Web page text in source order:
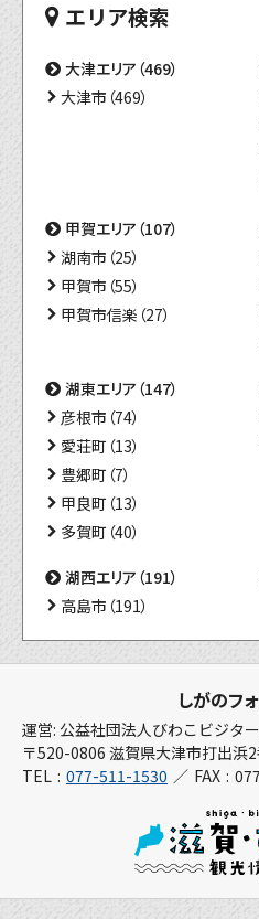
エリア検索
大津エリア（469）
大津市（469）
甲賀エリア（107）
湖南市（25）
甲賀市（55）
甲賀市信楽（27）
湖東エリア（147）
彦根市（74）
愛荘町（13）
豊郷町（7）
甲良町（13）
多賀町（40）
湖西エリア（191）
高島市（191）
しがのフ
運営: 公益社団法人びわこビジタ
〒520-0806 滋賀県大津市打出浜
TEL
077-511-1530 FAX